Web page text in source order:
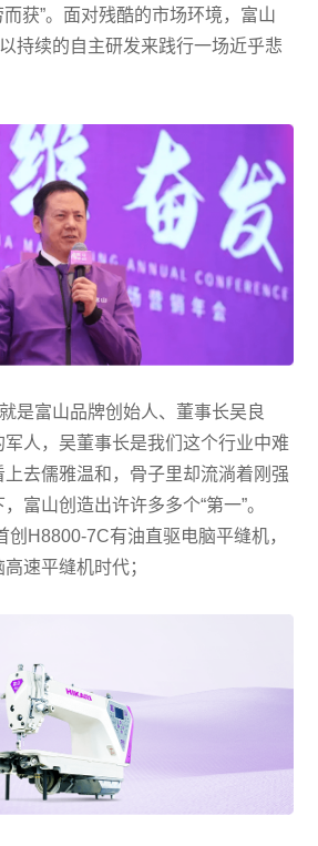
而获”。面对残酷的市场环境，富山
持续的自主研发来践行一场近乎悲
是富山品牌创始人、董事长吴良
人，吴董事长是我们这个行业中难
去儒雅温和，骨子里却流淌着刚强
富山创造出许许多多个“第一”。
创H8800-7C有油直驱电脑平缝机，
速平缝机时代；